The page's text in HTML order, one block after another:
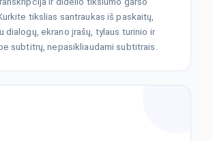
tikslias santraukas iš paskaitų,
dialogų, ekrano įrašų, tylaus turinio ir
subtitrų, nepasikliaudami subtitrais.